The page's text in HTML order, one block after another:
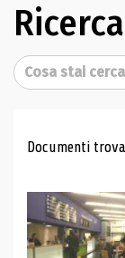
Ricerca
Cerca
Documenti